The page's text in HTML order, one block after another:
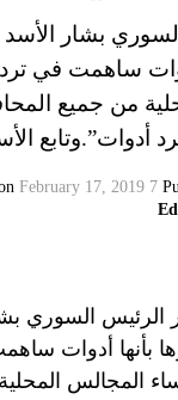
بشار
ساهمت في
من جميع
أدوات”.وتابع
7 years ago
February 17, 2019
الرئيس السوري
بأنها أدوات
المجالس